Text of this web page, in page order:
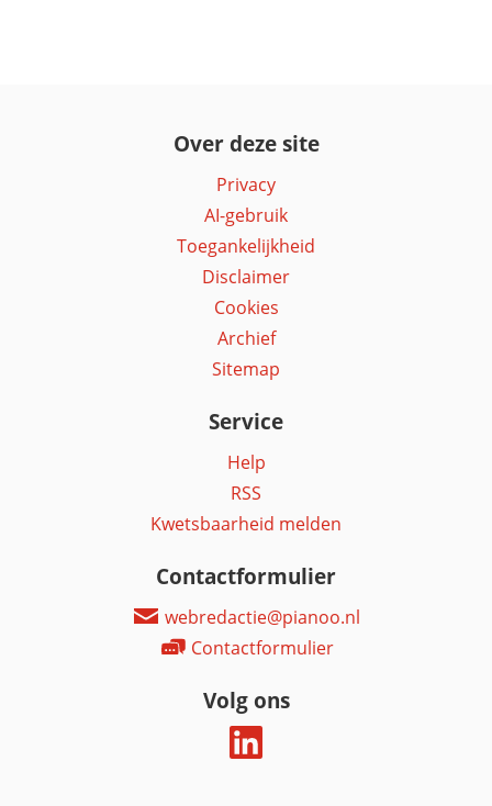
Over deze site
Privacy
AI-gebruik
Toegankelijkheid
Disclaimer
Cookies
Archief
Sitemap
Service
Help
RSS
Kwetsbaarheid melden
Contactformulier
webredactie@pianoo.nl
Contactformulier
Volg ons